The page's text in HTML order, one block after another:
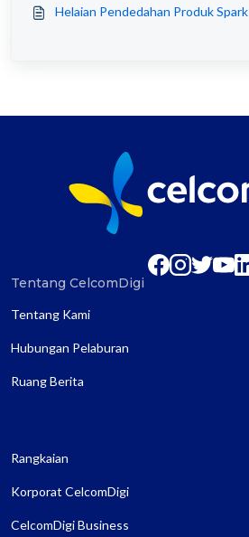
Helaian Pendedahan Produk Spark
Tentang CelcomDigi
Tentang Kami
Hubungan Pelaburan
Ruang Berita
Rangkaian
Korporat CelcomDigi
CelcomDigi Business